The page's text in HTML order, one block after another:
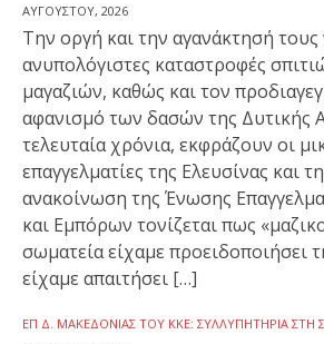
ΑΥΓΟΎΣΤΟΥ, 2026
Την οργή και την αγανάκτησή τους
ανυπολόγιστες καταστροφές
μαγαζιών, καθώς και τον
αφανισμό των δασών της Δυτικής
τελευταία χρόνια, εκφράζουν οι
επαγγελματίες της Ελευσίνας και
ανακοίνωση της Ένωσης
και Εμπόρων τονίζεται πως
σωματεία είχαμε προειδοποιήσει
είχαμε απαιτήσει […]
ΕΠ Δ. ΜΑΚΕΔΟΝΊΑΣ ΤΟΥ ΚΚΕ: ΣΥΛΛΥΠΗΤΉΡΙΑ ΣΤΗ